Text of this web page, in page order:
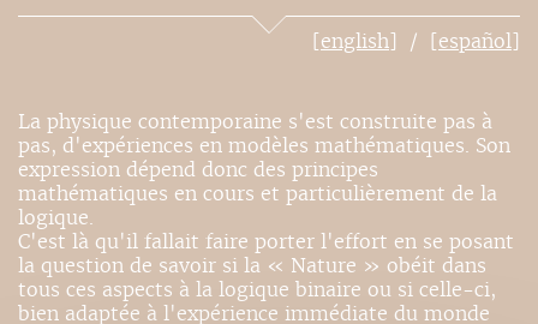
[english] [español]
La physique contemporaine s'est construite pas à
pas, d'expériences en modèles mathématiques. Son
expression dépend donc des principes
mathématiques en cours et particulièrement de la
logique.
C'est là qu'il fallait faire porter l'effort en se posant
la question de savoir si la « Nature » obéit dans
tous ces aspects à la logique binaire ou si celle-ci,
bien adaptée à l'expérience immédiate du monde